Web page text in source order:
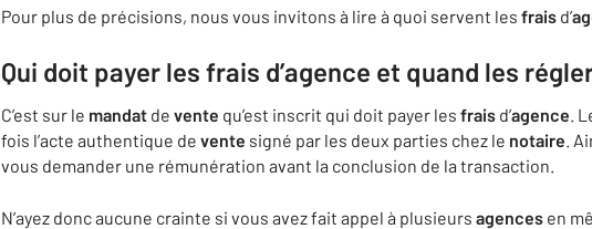
Pour plus de précisions, nous vous invitons à lire à quoi servent les frais d’
Qui doit payer les frais d’agence et quand les
C’est sur le mandat de vente qu’est inscrit qui doit payer les frais d’agence .
fois l’acte authentique de vente signé par les deux parties chez le notaire .
vous demander une rémunération avant la conclusion de la transaction.
N’ayez donc aucune crainte si vous avez fait appel à plusieurs agences en